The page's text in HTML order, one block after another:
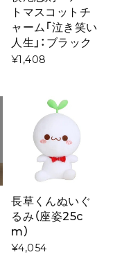
トマスコットチ
ャーム「泣き笑い
人生」：ブラック
¥1,408
長草くんぬいぐ
るみ（座姿25c
m）
¥4,054